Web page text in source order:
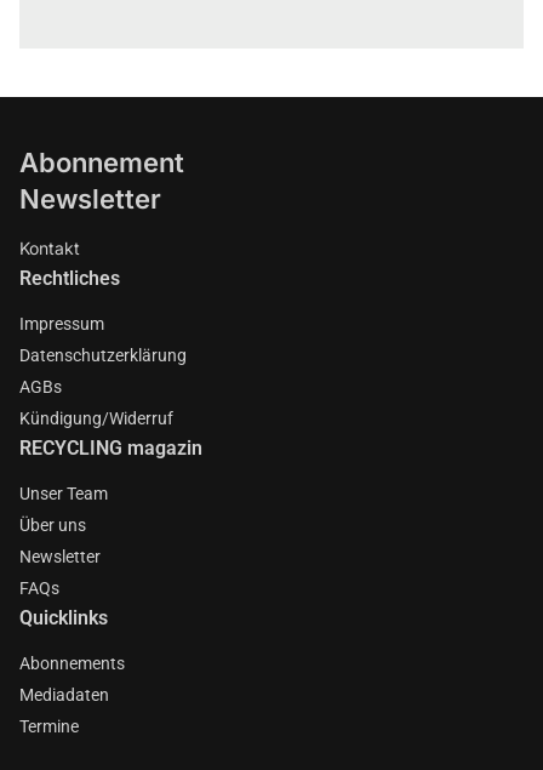
Abonnement
Newsletter
Kontakt
Rechtliches
Impressum
Datenschutzerklärung
AGBs
Kündigung/Widerruf
RECYCLING magazin
Unser Team
Über uns
Newsletter
FAQs
Quicklinks
Abonnements
Mediadaten
Termine